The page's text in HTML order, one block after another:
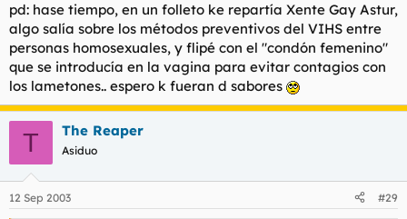
pd: hase tiempo, en un folleto ke repartía Xente Gay Astur,
algo salía sobre los métodos preventivos del VIHS entre
personas homosexuales, y flipé con el "condón femenino"
que se introducía en la vagina para evitar contagios con
los lametones.. espero k fueran d sabores
T The Reaper
Asiduo
12 Sep 2003 #29